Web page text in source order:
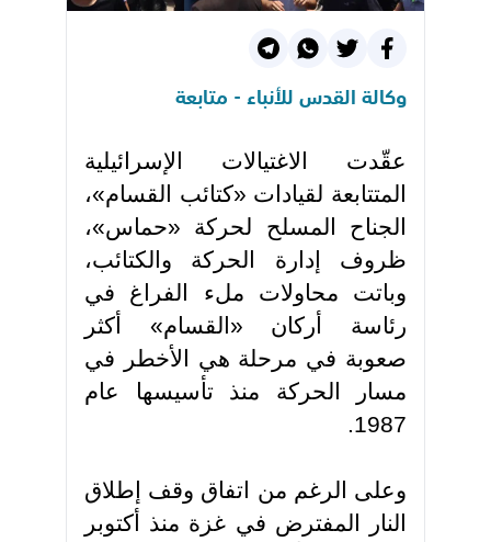
وكالة القدس للأنباء - متابعة
عقّدت الاغتيالات الإسرائيلية
المتتابعة لقيادات «كتائب القسام»،
الجناح المسلح لحركة «حماس»،
ظروف إدارة الحركة والكتائب،
وباتت محاولات ملء الفراغ في
رئاسة أركان «القسام» أكثر
صعوبة في مرحلة هي الأخطر في
مسار الحركة منذ تأسيسها عام
1987
.
وعلى الرغم من اتفاق وقف إطلاق
النار المفترض في غزة منذ أكتوبر